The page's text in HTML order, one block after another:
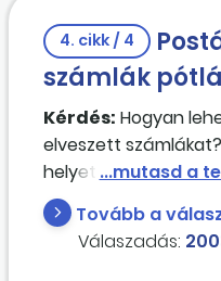
4. cikk / 4
számlák
Kérdés: Hogyan
elveszett
helyett kiállított
levonni?
Tovább a
Válaszadás: